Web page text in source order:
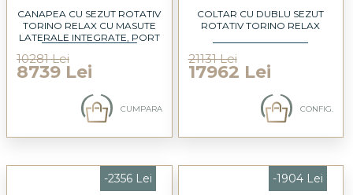
CANAPEA CU SEZUT ROTATIV
TORINO RELAX CU MASUTE
LATERALE INTEGRATE, PORT
SPATAR AJUSTABIL, COTIERE
REGLABILE, PERSONALIZABILA
10281 Lei
8739 Lei
CUMPARA
COLTAR CU DUBLU SEZUT
ROTATIV TORINO RELAX
21131 Lei
17962 Lei
CONFIG.
-2356 Lei -1904 Lei